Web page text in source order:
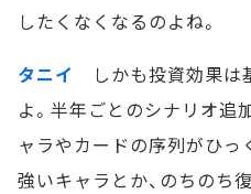
したくなくなるのよね。
タニイ
しかも投資効果は
よ。半年ごとのシナリオ追
ャラやカードの序列がひっ
強いキャラとか、のちのち